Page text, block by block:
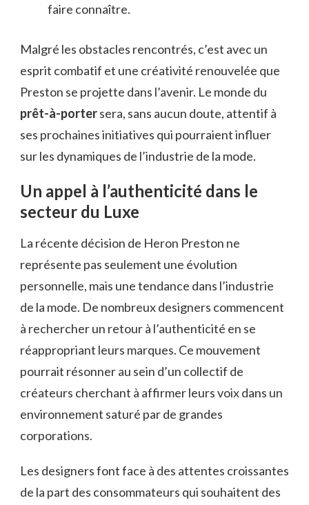
faire connaître.
Malgré les obstacles rencontrés, c’est avec un
esprit combatif et une créativité renouvelée que
Preston se projette dans l’avenir. Le monde du
prêt-à-portersera, sans aucun doute, attentif à
ses prochaines initiatives qui pourraient influer
sur les dynamiques de l’industrie de la mode.
Un appel à l’authenticité dans le
secteur du Luxe
La récente décision de Heron Preston ne
représente pas seulement une évolution
personnelle, mais une tendance dans l’industrie
de la mode. De nombreux designers commencent
à rechercher un retour à l’authenticité en se
réappropriant leurs marques. Ce mouvement
pourrait résonner au sein d’un collectif de
créateurs cherchant à affirmer leurs voix dans un
environnement saturé par de grandes
corporations.
Les designers font face à des attentes croissantes
de la part des consommateurs qui souhaitent des